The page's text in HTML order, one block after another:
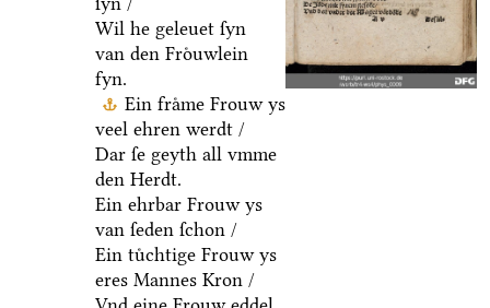
Wil he geleuet ſyn
van den Froͤuwlein
fyn.
Ein fraͤme Frouw ys
veel ehren werdt /
Dar ſe geyth all vmme
den Herdt.
Ein ehrbar Frouw ys
van ſeden ſchon /
Ein tuͤchtige Frouw ys
eres Mannes Kron /